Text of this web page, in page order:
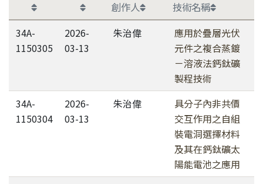
創作人
技術名稱
34A-
1150305
2026-
03-13
朱治偉
應用於疊層光伏
元件之複合蒸鍍
－溶液法鈣鈦礦
製程技術
34A-
1150304
2026-
03-13
朱治偉
具分子內非共價
交互作用之自組
裝電洞選擇材料
及其在鈣鈦礦太
陽能電池之應用